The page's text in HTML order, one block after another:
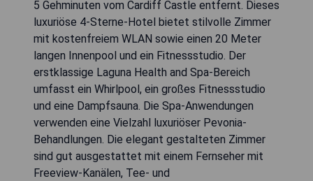
5 Gehminuten vom Cardiff Castle entfernt. Dieses
luxuriöse 4-Sterne-Hotel bietet stilvolle Zimmer
mit kostenfreiem WLAN sowie einen 20 Meter
langen Innenpool und ein Fitnessstudio. Der
erstklassige Laguna Health and Spa-Bereich
umfasst ein Whirlpool, ein großes Fitnessstudio
und eine Dampfsauna. Die Spa-Anwendungen
verwenden eine Vielzahl luxuriöser Pevonia-
Behandlungen. Die elegant gestalteten Zimmer
sind gut ausgestattet mit einem Fernseher mit
Freeview-Kanälen, Tee- und